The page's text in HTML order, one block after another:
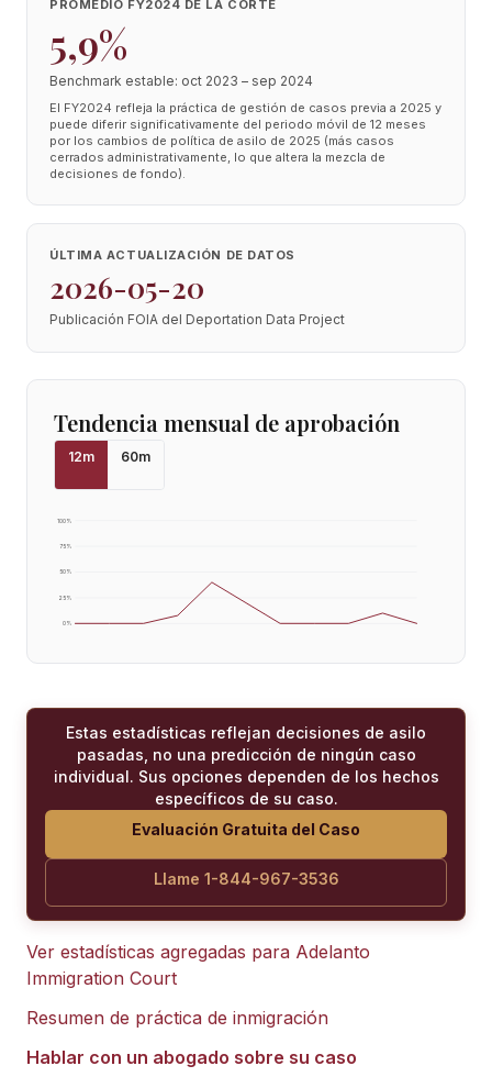
PROMEDIO FY2024 DE LA CORTE
5,9%
Benchmark estable: oct 2023 – sep 2024
El FY2024 refleja la práctica de gestión de casos previa a 2025 y
puede diferir significativamente del periodo móvil de 12 meses
por los cambios de política de asilo de 2025 (más casos
cerrados administrativamente, lo que altera la mezcla de
decisiones de fondo).
ÚLTIMA ACTUALIZACIÓN DE DATOS
2026-05-20
Publicación FOIA del Deportation Data Project
Tendencia mensual de aprobación
12m 60m
0%
25%
50%
75%
100%
Estas estadísticas reflejan decisiones de asilo
pasadas, no una predicción de ningún caso
individual. Sus opciones dependen de los hechos
específicos de su caso.
Evaluación Gratuita del Caso
Llame 1-844-967-3536
Ver estadísticas agregadas para Adelanto
Immigration Court
Resumen de práctica de inmigración
Hablar con un abogado sobre su caso